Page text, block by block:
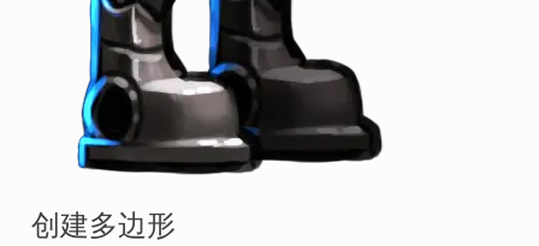
创建多边形